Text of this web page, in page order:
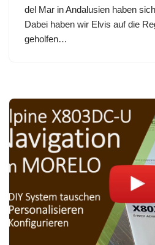
del Mar in Andalusien haben
Dabei haben wir Elvis auf die
geholfen…